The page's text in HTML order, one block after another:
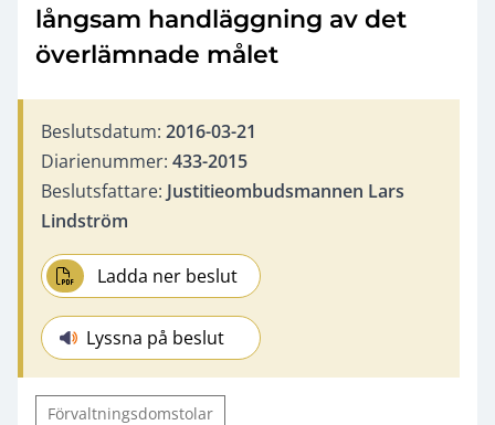
långsam handläggning av det
överlämnade målet
Beslutsdatum: 2016-03-21
Diarienummer: 433-2015
Beslutsfattare: Justitieombudsmannen Lars
Lindström
Ladda ner beslut
Lyssna på beslut
Förvaltningsdomstolar